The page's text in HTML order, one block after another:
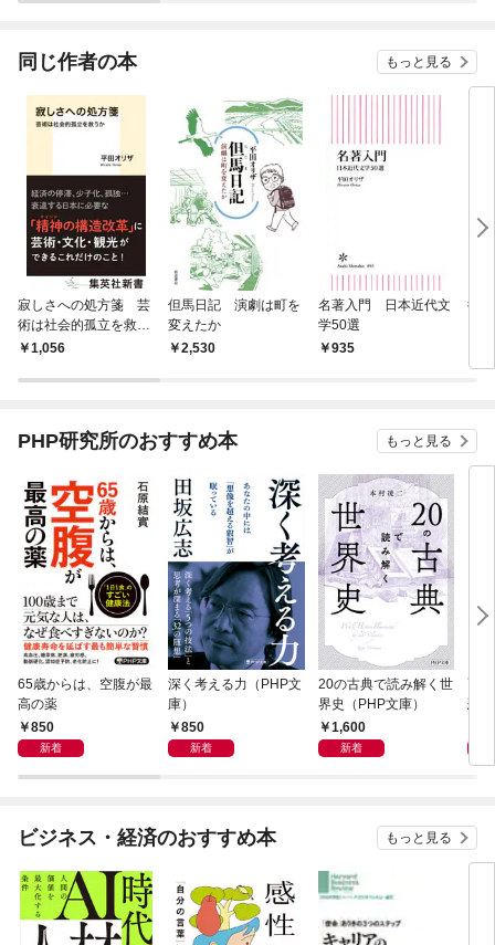
同じ作者の本 もっと見る
寂しさへの処方箋 芸
術は社会的孤立を救う
か1,056
但馬日記 演劇は町を
変えたか
2,530
名著入門 日本近代文
学50選
935
街
PHP研究所のおすすめ本 もっと見る
65歳からは、空腹が最
高の薬
850
新着
深く考える力（PHP文
庫）
850
新着
20の古典で読み解く世
界史（PHP文庫）
1,600
新着
面
恐
ビジネス・経済のおすすめ本 もっと見る